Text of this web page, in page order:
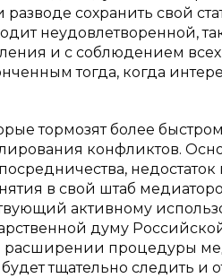
сохранить свой
неудовлетворенной,
и с соблюдением
тогда, когда
тормозят более
конфликтов.
в свой штаб
активному
думу
расширении процедуры
будет тщательно следить